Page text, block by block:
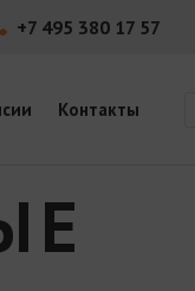
+7 495 380 17 57
Контакты